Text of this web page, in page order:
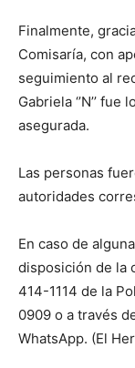
Finalmente,
Comisaría, con
seguimiento al
Gabriela ‘’N’’
asegurada.
Las personas
autoridades
En caso de
disposición de la
414-1114 de la
0909 o a través
WhatsApp. (El